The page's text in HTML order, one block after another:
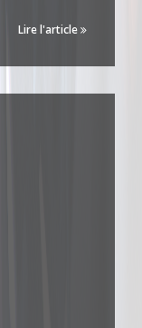
Lire l'article